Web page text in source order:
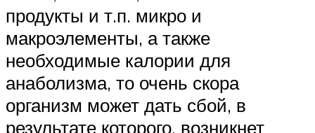
продукты и т.п. микро и
макроэлементы, а также
необходимые калории для
анаболизма, то очень скора
организм может дать сбой, в
результате которого, возникнет